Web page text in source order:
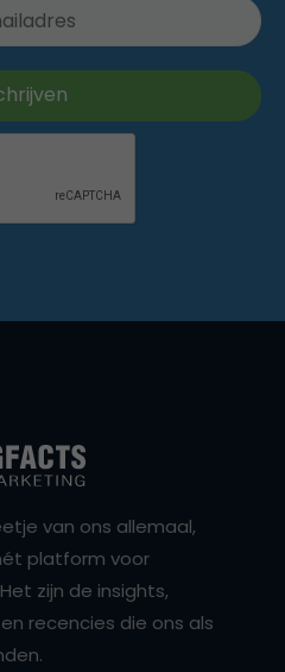
van ons allemaal,
platform voor
zijn de insights,
recencies die ons als